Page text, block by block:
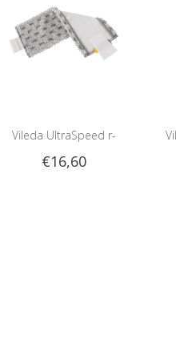
Vileda UltraSpeed r-
MicroSpeed Plus Vlakmop
€16,60